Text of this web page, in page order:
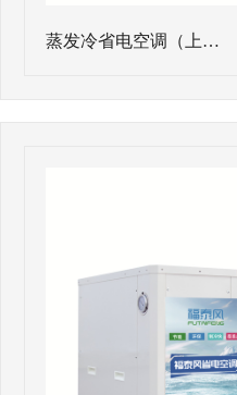
蒸发冷省电空调（上…